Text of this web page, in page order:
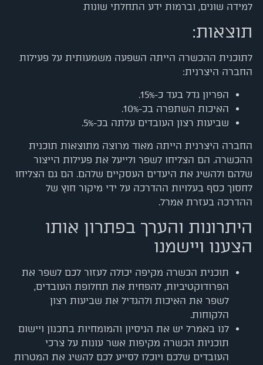
למידה שונים, וברמות ידע התחלתי שונות
תוצאות:
לתוכנית ההכשרה הייתה השפעה משמעותית על פעילות
החברה היצרנית:
הפריון גדל בעד כ-15%.
האיכות השתפרה בכ-10%.
שביעות רצון העובדים עלתה בכ-5%.
החברה היצרנית הייתה מאוד מרוצה מתוצאות תוכנית
ההכשרה. הם הצליחו לשפר ולייעל את פעילות הייצור
שלהם ולהשיג את היעדים העסקיים שלהם. הם גם הצליחו
לחסוך כסף בעלויות ההדרכה על ידי מיקור חוץ של
ההדרכה בעזרת אמרל.
היתרונות והערך בפתרון אותו
הצענו ויישמנו
תוכנית הכשרה מקיפה יכולה לעזור לכם לשפר את
הפרודוקטיביות, להפחית את תחלופת העובדים,
לשפר את האיכות ולהגדיל את שביעות רצון
הלקוחות.
לנו באמרל יש את הניסיון והמומחיות בתכנון ויישום
תוכניות הכשרה מקיפות אשר עונות על צרכי
העובדים שלכם ויוכלו לסייע לכם להשיג את המטרות